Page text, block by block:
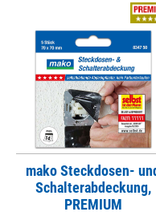
mako Steckdosen-
Schalterabdeckung,
PREMIUM